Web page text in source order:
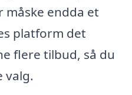
måske endda et
platform det
flere tilbud, så du
valg.